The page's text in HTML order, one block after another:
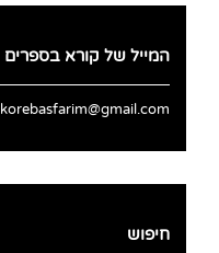
המייל של קורא בספרים
korebasfarim@gmail.com
חיפוש